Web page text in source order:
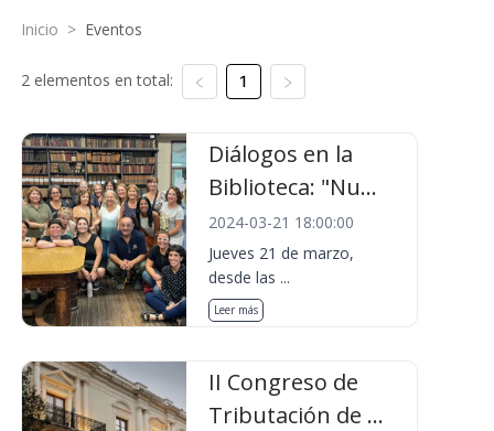
Inicio > Eventos
2 elementos en total: 1
Diálogos en la
Biblioteca: "Nu...
2024-03-21 18:00:00
Jueves 21 de marzo,
desde las ...
Leer más
II Congreso de
Tributación de ...